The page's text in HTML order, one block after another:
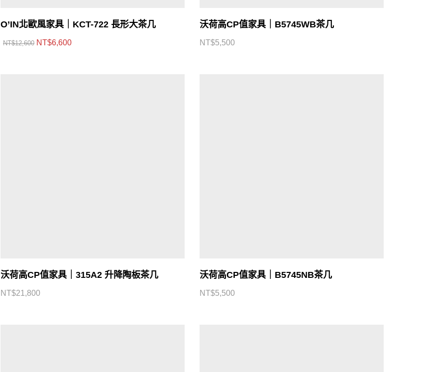
O’IN北歐風家具｜KCT-722 長形大茶几
NT$12,600 NT$6,600
沃荷高CP值家具｜B5745WB茶几
NT$5,500
沃荷高CP值家具｜315A2 升降陶板茶几
NT$21,800
沃荷高CP值家具｜B5745NB茶几
NT$5,500